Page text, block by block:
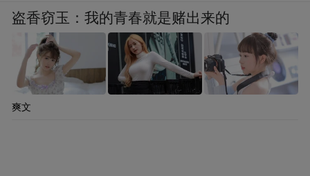
盗香窃玉：我的青春就是赌出来的
爽文